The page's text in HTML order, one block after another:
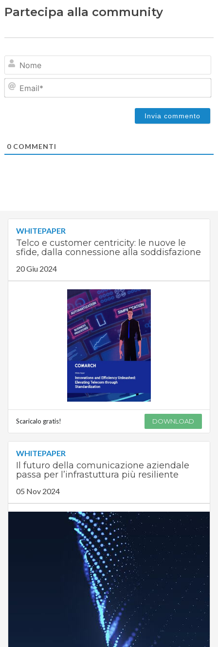
Partecipa alla community
0COMMENTI
WHITEPAPER
Telco e customer centricity: le nuove le
sfide, dalla connessione alla soddisfazione
20 Giu 2024
Scaricalo gratis! DOWNLOAD
WHITEPAPER
Il futuro della comunicazione aziendale
passa per l’infrastuttura più resiliente
05 Nov 2024